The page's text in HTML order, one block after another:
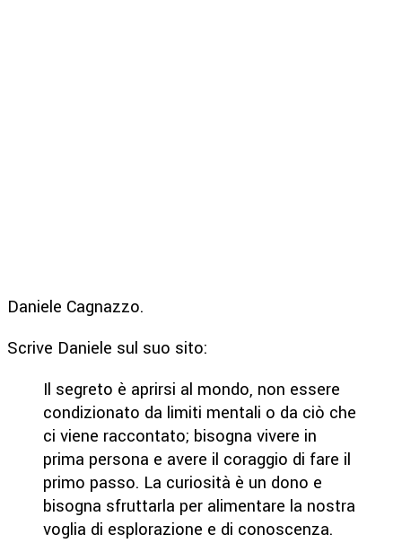
Daniele Cagnazzo.
Scrive Daniele sul suo sito:
Il segreto è aprirsi al mondo, non essere
condizionato da limiti mentali o da ciò che
ci viene raccontato; bisogna vivere in
prima persona e avere il coraggio di fare il
primo passo. La curiosità è un dono e
bisogna sfruttarla per alimentare la nostra
voglia di esplorazione e di conoscenza.